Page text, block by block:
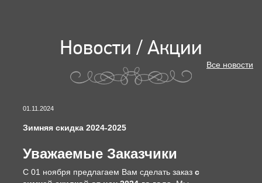
Новости / Акции
Все новости
01.11.2024
Зимняя скидка 2024-2025
Уважаемые Заказчики
С 01 ноября предлагаем Вам сделать заказ с